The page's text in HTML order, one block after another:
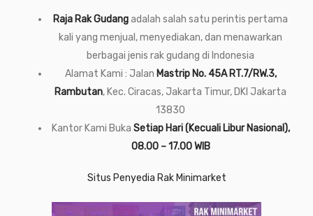
Raja Rak Gudangadalah salah satu perintis pertama
kali yang menjual, menyediakan, dan menawarkan
berbagai jenis rak gudang di Indonesia
Alamat Kami : Jalan Mastrip No. 45A RT.7/RW.3,
Rambutan, Kec. Ciracas, Jakarta Timur, DKI Jakarta
13830
Kantor Kami Buka Setiap Hari (Kecuali Libur Nasional),
08.00 – 17.00 WIB
Situs Penyedia Rak Minimarket